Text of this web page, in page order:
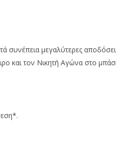
συνέπεια μεγαλύτερες
και τον Νικητή Αγώνα στο